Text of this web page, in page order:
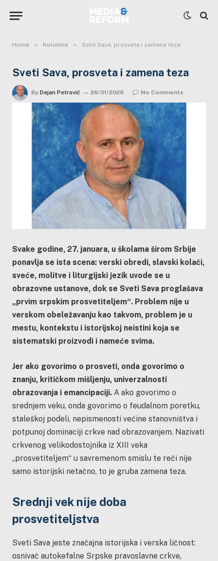
Home » Kolumne » Sveti Sava, prosveta i zamena teza
Sveti Sava, prosveta i zamena teza
By Dejan Petrović 26/01/2026 No Comments
Svake godine, 27. januara, u školama širom Srbije
ponavlja se ista scena: verski obredi, slavski kolači,
sveće, molitve i liturgijski jezik uvode se u
obrazovne ustanove, dok se Sveti Sava proglašava
„prvim srpskim prosvetiteljem“. Problem nije u
verskom obeležavanju kao takvom, problem je u
mestu, kontekstu i istorijskoj neistini koja se
sistematski proizvodi i nameće svima.
Jer ako govorimo o prosveti, onda govorimo o
znanju, kritičkom mišljenju, univerzalnosti
obrazovanja i emancipaciji. A ako govorimo o
srednjem veku, onda govorimo o feudalnom poretku,
staleškoj podeli, nepismenosti većine stanovništva i
potpunoj dominaciji crkve nad obrazovanjem. Nazivati
crkvenog velikodostojnika iz XIII veka
„prosvetiteljem“ u savremenom smislu te reči nije
samo istorijski netačno, to je gruba zamena teza.
Srednji vek nije doba
prosvetiteljstva
Sveti Sava jeste značajna istorijska i verska ličnost:
osnivač autokefalne Srpske pravoslavne crkve,